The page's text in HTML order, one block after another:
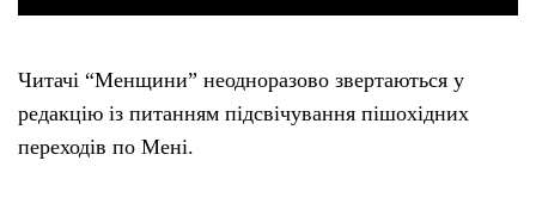
Читачі “Менщини” неодноразово звертаються у
редакцію із питанням підсвічування пішохідних
переходів по Мені.